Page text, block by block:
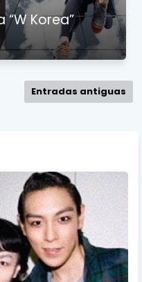
“W Korea”
Entradas antiguas